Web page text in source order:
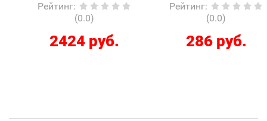
Рейтинг:
(0.0)
2424 руб.
Рейтинг:
(0.0)
286 руб.